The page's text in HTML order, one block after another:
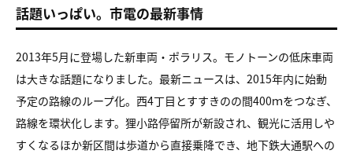
話題いっぱい。市電の最新事情
2013年5月に登場した新車両・ポラリス。モノトーンの低床車両
は大きな話題になりました。最新ニュースは、2015年内に始動
予定の路線のループ化。西4丁目とすすきのの間400ｍをつなぎ、
路線を環状化します。狸小路停留所が新設され、観光に活用しや
すくなるほか新区間は歩道から直接乗降でき、地下鉄大通駅への